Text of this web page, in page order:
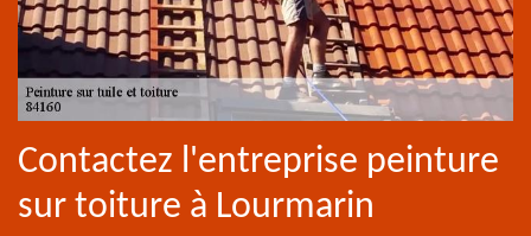
Contactez l'entreprise peinture
sur toiture à Lourmarin